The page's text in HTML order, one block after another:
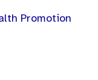
Promotion